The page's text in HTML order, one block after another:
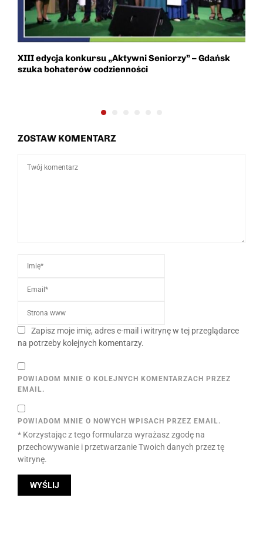
XIII edycja konkursu „Aktywni Seniorzy” – Gdańsk
szuka bohaterów codzienności
ZOSTAW KOMENTARZ
Zapisz moje imię, adres e-mail i witrynę w tej przeglądarce
na potrzeby kolejnych komentarzy.
POWIADOM MNIE O KOLEJNYCH KOMENTARZACH PRZEZ
EMAIL.
POWIADOM MNIE O NOWYCH WPISACH PRZEZ EMAIL.
* Korzystając z tego formularza wyrażasz zgodę na
przechowywanie i przetwarzanie Twoich danych przez tę
witrynę.